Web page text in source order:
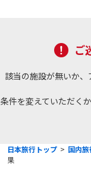
ご
該当の施設が無いか
条件を変えていただく
日本旅行トップ > 国内
果